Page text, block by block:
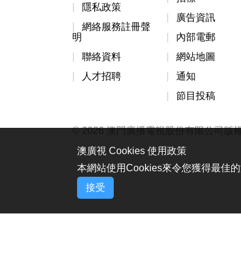
隱私政策
網絡服務註冊聲
明
聯絡資料
人才招聘
廣告資訊
內部電郵
網站地圖
通知
節目投稿
© 2026 澳門廣播電視股份有限公司版
澳廣視 Cookies 使用政策
本網站使用Cookies來令您獲得最佳
接受